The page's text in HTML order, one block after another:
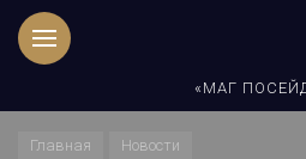
«МАГ
Главная Новости